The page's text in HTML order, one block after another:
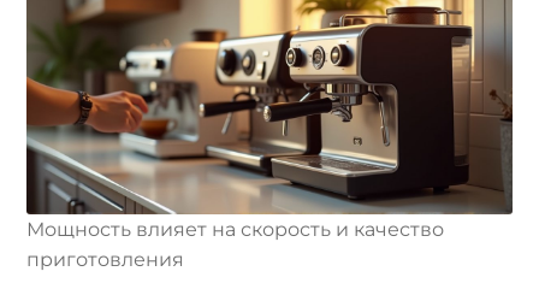
Мощность влияет на скорость и качество
приготовления